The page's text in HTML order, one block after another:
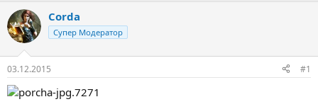
м
ы
л
а
Corda
Супер Модератор
03.12.2015 #1